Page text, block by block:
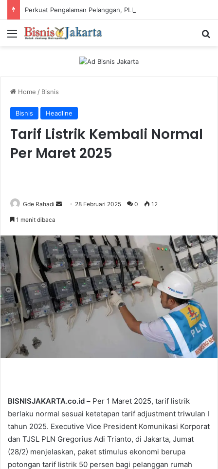
Menu
Home / Bisnis
Bisnis Headline
Tarif Listrik Kembali Normal
Per Maret 2025
Gde Rahadi
a
n
e
m
a
i
28 Februari 2025 0 12
1 menit dibaca
BISNISJAKARTA.co.id – Per 1 Maret 2025, tarif listrik
berlaku normal sesuai ketetapan tarif adjustment triwulan I
tahun 2025. Executive Vice President Komunikasi Korporat
dan TJSL PLN Gregorius Adi Trianto, di Jakarta, Jumat
(28/2) menjelaskan, paket stimulus ekonomi berupa
potongan tarif listrik 50 persen bagi pelanggan rumah